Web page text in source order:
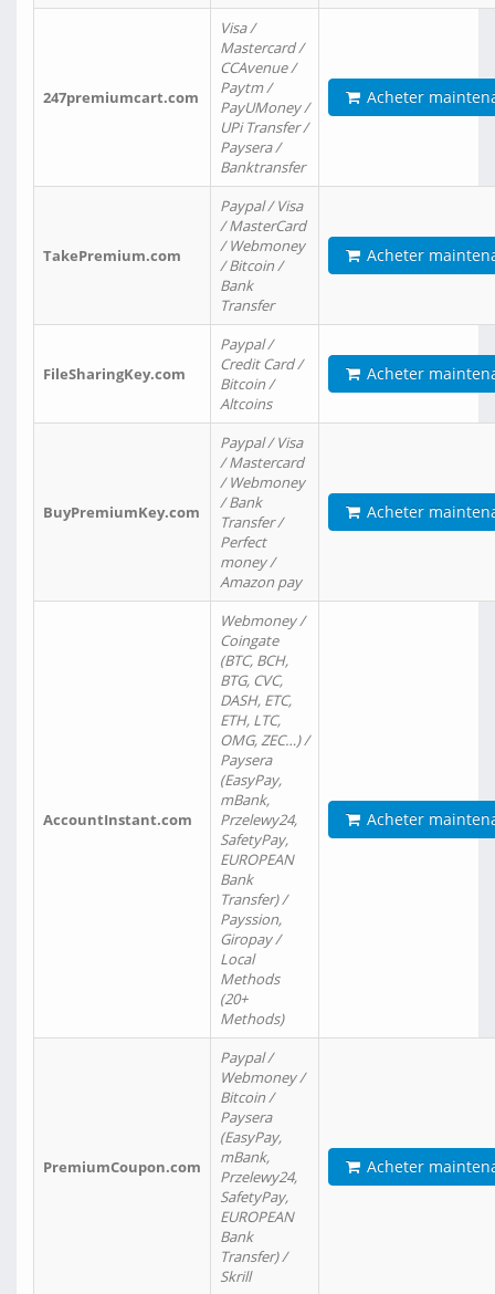
247premiumcart.com
Visa /
Mastercard /
CCAvenue /
Paytm /
PayUMoney /
UPi Transfer /
Paysera /
Banktransfer
Acheter
TakePremium.com
Paypal / Visa
/ MasterCard
/ Webmoney
/ Bitcoin /
Bank
Transfer
Acheter
FileSharingKey.com
Paypal /
Credit Card /
Bitcoin /
Altcoins
Acheter
BuyPremiumKey.com
Paypal / Visa
/ Mastercard
/ Webmoney
/ Bank
Transfer /
Perfect
money /
Amazon pay
Acheter
AccountInstant.com
Webmoney /
Coingate
(BTC, BCH,
BTG, CVC,
DASH, ETC,
ETH, LTC,
OMG, ZEC…) /
Paysera
(EasyPay,
mBank,
Przelewy24,
SafetyPay,
EUROPEAN
Bank
Transfer) /
Payssion,
Giropay /
Local
Methods
(20+
Methods)
Acheter
PremiumCoupon.com
Paypal /
Webmoney /
Bitcoin /
Paysera
(EasyPay,
mBank,
Przelewy24,
SafetyPay,
EUROPEAN
Bank
Transfer) /
Skrill
Acheter